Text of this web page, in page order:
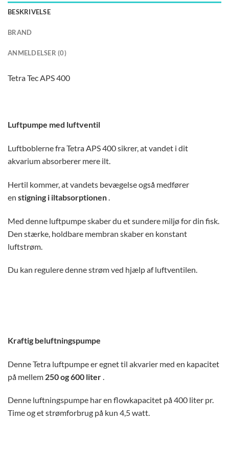
BESKRIVELSE
BRAND
ANMELDELSER (0)
Tetra Tec APS 400
Luftpumpe med luftventil
Luftboblerne fra Tetra APS 400 sikrer, at vandet i dit
akvarium absorberer mere ilt.
Hertil kommer, at vandets bevægelse også medfører
en stigning i iltabsorptionen.
Med denne luftpumpe skaber du et sundere miljø for din fisk.
Den stærke, holdbare membran skaber en konstant
luftstrøm.
Du kan regulere denne strøm ved hjælp af luftventilen.
Kraftig beluftningspumpe
Denne Tetra luftpumpe er egnet til akvarier med en kapacitet
på mellem 250 og 600 liter
Denne luftningspumpe har en flowkapacitet på 400 liter pr.
Time og et strømforbrug på kun 4,5 watt.